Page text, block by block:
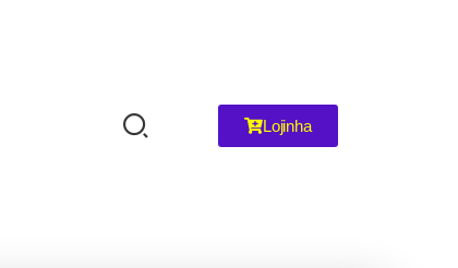
Lojinha